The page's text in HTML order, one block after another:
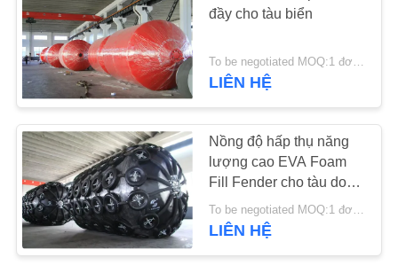
đầy cho tàu biển
To be negotiated MOQ:1 đơn vị
LIÊN HỆ
Nồng độ hấp thụ năng
lượng cao EVA Foam
Fill Fender cho tàu dock
berthing
To be negotiated MOQ:1 đơn vị
LIÊN HỆ